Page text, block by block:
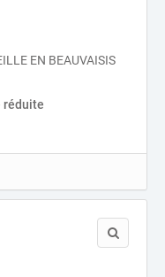
EN BEAUVAISIS
réduite